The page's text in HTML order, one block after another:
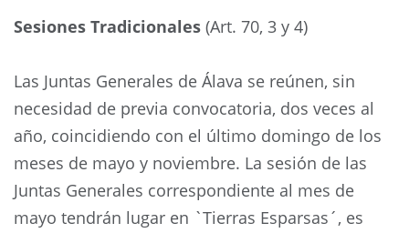
Sesiones Tradicionales (Art. 70, 3 y 4)
Las Juntas Generales de Álava se reúnen, sin
necesidad de previa convocatoria, dos veces al
año, coincidiendo con el último domingo de los
meses de mayo y noviembre. La sesión de las
Juntas Generales correspondiente al mes de
mayo tendrán lugar en `Tierras Esparsas´, es